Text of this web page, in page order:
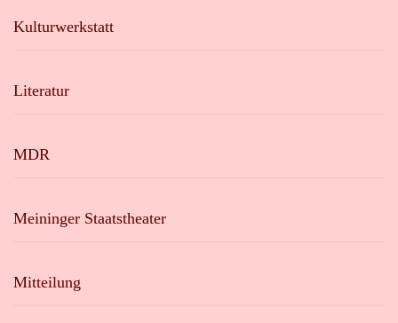
Kulturwerkstatt
Literatur
MDR
Meininger Staatstheater
Mitteilung